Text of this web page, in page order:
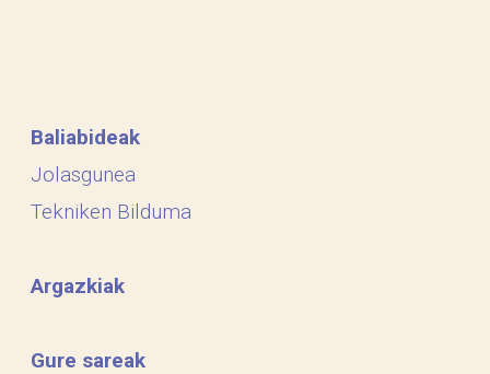
Baliabideak
Jolasgunea
Tekniken Bilduma
Argazkiak
Gure sareak